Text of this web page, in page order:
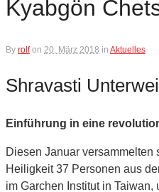
Kyabgön
By rolf on 20. März 2018 in Aktuelles
Shravasti
Einführung in eine
Diesen Januar
Heiligkeit 37 Personen aus
im Garchen Institut in